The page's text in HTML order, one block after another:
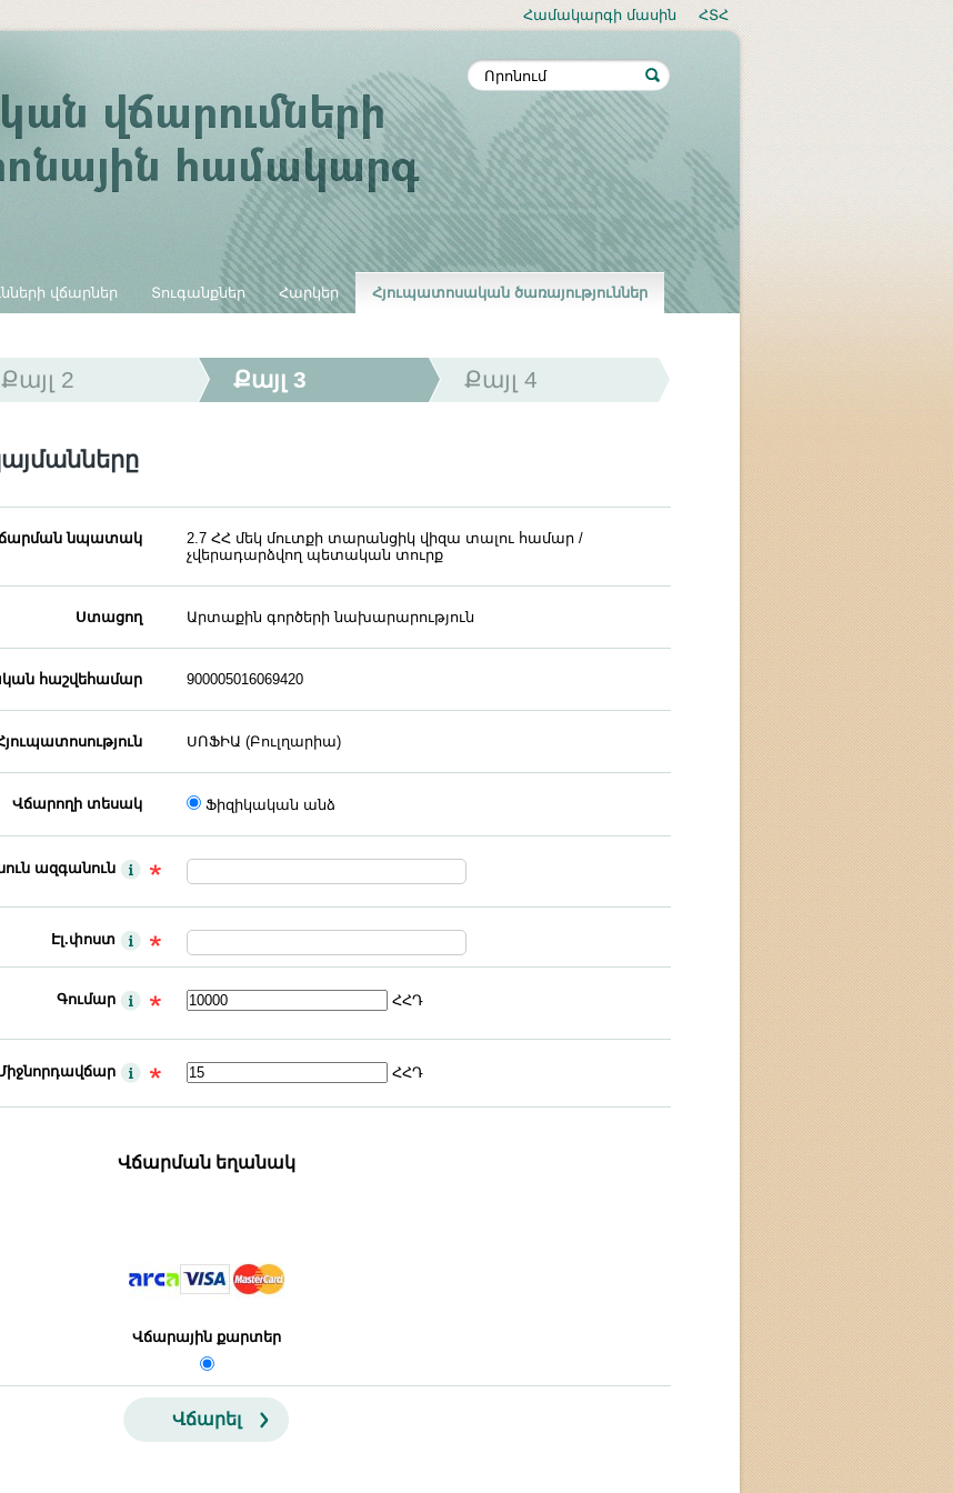
Համակարգի մասին ՀՏՀ
վճարներ Տուգանքներ Հարկեր Հյուպատոսական ծառայություններ
Քայլ 2 Քայլ 3 Քայլ 4
նպատակ
2.7 ՀՀ մեկ մուտքի տարանցիկ վիզա տալու համար /
չվերադարձվող պետական տուրք
Ստացող Արտաքին գործերի նախարարություն
հաշվեհամար 900005016069420
ՍՈՖԻԱ (Բուլղարիա)
Վճարողի տեսակ Ֆիզիկական անձ
ազգանուն
Էլ.փոստ
Գումար ՀՀԴ
ՀՀԴ
Վճարման եղանակ
Վճարային քարտեր
Վճարել